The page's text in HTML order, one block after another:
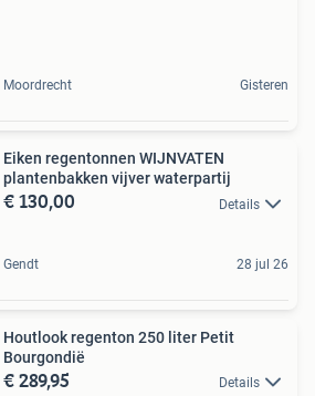
Moordrecht Gisteren
Eiken regentonnen WIJNVATEN
plantenbakken vijver waterpartij
€ 130,00 Details
Gendt 28 jul 26
Houtlook regenton 250 liter Petit
Bourgondië
€ 289,95 Details